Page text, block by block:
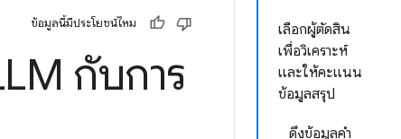
เลือกผู้ตัดสิน
เพื่อวิเคราะห์
และให้คะแนน
ข้อมูลสรุป
ดึงข้อมูลคำ
ข้อมูลนี้มีประโยชน์ไหม
กับการ